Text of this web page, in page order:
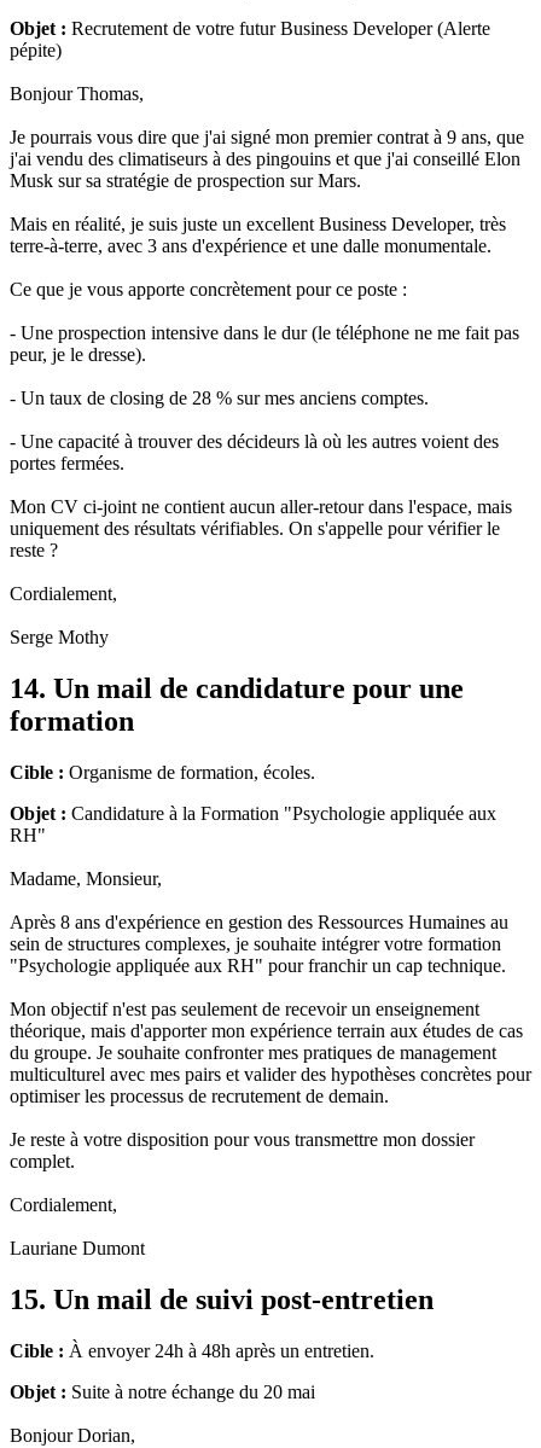
Objet : Recrutement de votre futur Business Developer (Alerte
pépite)
Bonjour Thomas,
Je pourrais vous dire que j'ai signé mon premier contrat à 9 ans, que
j'ai vendu des climatiseurs à des pingouins et que j'ai conseillé Elon
Musk sur sa stratégie de prospection sur Mars.
Mais en réalité, je suis juste un excellent Business Developer, très
terre-à-terre, avec 3 ans d'expérience et une dalle monumentale.
Ce que je vous apporte concrètement pour ce poste :
- Une prospection intensive dans le dur (le téléphone ne me fait pas
peur, je le dresse).
- Un taux de closing de 28 % sur mes anciens comptes.
- Une capacité à trouver des décideurs là où les autres voient des
portes fermées.
Mon CV ci-joint ne contient aucun aller-retour dans l'espace, mais
uniquement des résultats vérifiables. On s'appelle pour vérifier le
reste ?
Cordialement,
Serge Mothy
14. Un mail de candidature pour une
formation
Cible : Organisme de formation, écoles.
Objet : Candidature à la Formation "Psychologie appliquée aux
RH"
Madame, Monsieur,
Après 8 ans d'expérience en gestion des Ressources Humaines au
sein de structures complexes, je souhaite intégrer votre formation
"Psychologie appliquée aux RH" pour franchir un cap technique.
Mon objectif n'est pas seulement de recevoir un enseignement
théorique, mais d'apporter mon expérience terrain aux études de cas
du groupe. Je souhaite confronter mes pratiques de management
multiculturel avec mes pairs et valider des hypothèses concrètes pour
optimiser les processus de recrutement de demain.
Je reste à votre disposition pour vous transmettre mon dossier
complet.
Cordialement,
Lauriane Dumont
15. Un mail de suivi post-entretien
Cible : À envoyer 24h à 48h après un entretien.
Objet : Suite à notre échange du 20 mai
Bonjour Dorian,